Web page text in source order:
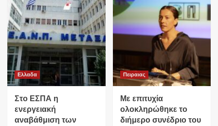
Ελλαδα
Στο ΕΣΠΑ η
ενεργειακή
αναβάθμιση των
Πειραιας
Με επιτυχία
ολοκληρώθηκε το
διήμερο συνέδριο του